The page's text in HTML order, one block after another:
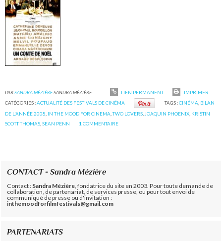
PARSANDRA MÉZIÈRESANDRA MÉZIÈRE LIEN PERMANENT
IMPRIMER
CATÉGORIES :ACTUALITÉ DES FESTIVALS DE CINÉMA TAGS :CINÉMA, BILAN
DE L'ANNÉE 2008, IN THE MOOD FOR CINEMA,TWO LOVERS,JOAQUIN PHOENIX, KRISTIN
SCOTT THOMAS,SEAN PENN 1COMMENTAIRE
CONTACT - Sandra Mézière
Contact : Sandra Mézière , fondatrice du site en 2003. Pour toute demande de
collaboration, de partenariat, de services presse, ou pour tout envoi de
communiqué de presse ou d'invitation :
inthemoodforfilmfestivals@gmail.com
PARTENARIATS